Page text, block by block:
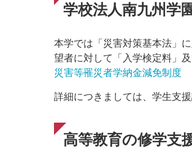
学校法人南九州学
本学では「災害対策基本法」
望者に対して「入学検定料」
災害等罹災者学納金減免制度
詳細につきましては、学生支
高等教育の修学支